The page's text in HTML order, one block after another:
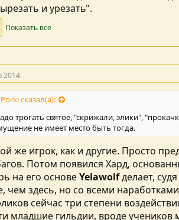
где, за что, для кого урезАть? Если не
и Лордом Андре. Типа для скорейшего
и урезать".
Показать все
2014
сказал(а):
трогать святое, "скрижали, элики",
не имеет место быть тогда.
же игрок, как и другие. Просто
Потом появился Хард,
на его основеYelawolfделает,
чем здесь, но со всеми
сейчас три степени
младшие гильдии, вроде учеников